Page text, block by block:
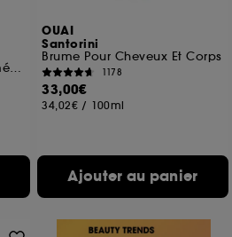
Crème hydratante parfumé pour le corps
OUAI
Santorini
Brume Pour Cheveux Et Corps
1178
33,00€
34,02€ / 100ml
Ajouter au panier